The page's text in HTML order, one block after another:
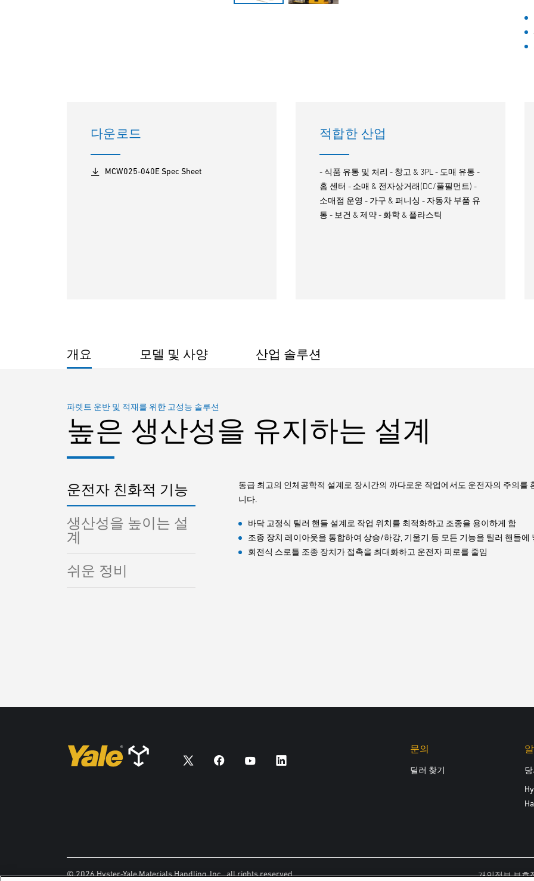
다운로드
MCW025-040E Spec Sheet
적합한 산업
- 식품 유통 및 처리 - 창고 & 3PL - 도매 유통 -
홈 센터 - 소매 & 전자상거래(DC/풀필먼트) -
소매점 운영 - 가구 & 퍼니싱 - 자동차 부품 유
통 - 보건 & 제약 - 화학 & 플라스틱
개요 모델 및 사양 산업 솔루션
파렛트 운반 및 적재를 위한 고성능 솔루션
높은 생산성을 유지하는 설계
운전자 친화적 기능
생산성을 높이는 설
계
쉬운 정비
동급 최고의 인체공학적 설계로 장시간의 까다로운 작업에서도 운전자의 주의를
니다.
바닥 고정식 틸러 핸들 설계로 작업 위치를 최적화하고 조종을 용이하게 함
조종 장치 레이아웃을 통합하여 상승/하강, 기울기 등 모든 기능을 틸러 핸들에
회전식 스로틀 조종 장치가 접촉을 최대화하고 운전자 피로를 줄임
문의
딜러 찾기
© 2026 Hyster-Yale Materials Handling, Inc., all rights reserved. 개인정보 보호